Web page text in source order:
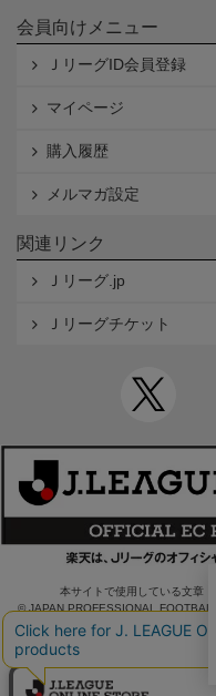
会員向けメニュー
ＪリーグID会員登録
マイページ
購入履歴
メルマガ設定
関連リンク
Ｊリーグ.jp
Ｊリーグチケット
本サイトで使用している文章
© JAPAN PROFESSIONAL